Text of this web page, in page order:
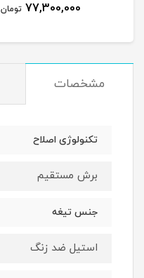
77,300,000 تومان
مشخصات
تکنولوژی اصلاح
برش مستقیم
جنس تیغه
استیل ضد زنگ